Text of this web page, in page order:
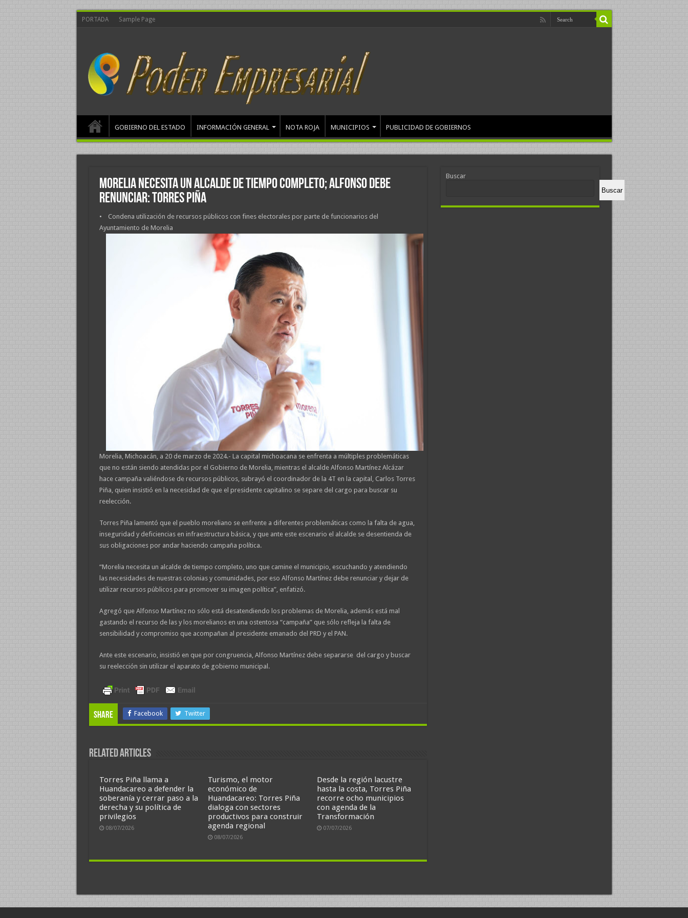
PORTADA Sample Page
GOBIERNO DEL ESTADO INFORMACIÓN GENERAL NOTA ROJA MUNICIPIOS PUBLICIDAD DE GOBIERNOS
Morelia necesita un alcalde de tiempo completo; Alfonso debe
renunciar: Torres Piña
• Condena utilización de recursos públicos con fines electorales por parte de funcionarios del
Ayuntamiento de Morelia
Morelia, Michoacán, a 20 de marzo de 2024.- La capital michoacana se enfrenta a múltiples problemáticas
que no están siendo atendidas por el Gobierno de Morelia, mientras el alcalde Alfonso Martínez Alcázar
hace campaña valiéndose de recursos públicos, subrayó el coordinador de la 4T en la capital, Carlos Torres
Piña, quien insistió en la necesidad de que el presidente capitalino se separe del cargo para buscar su
reelección.
Torres Piña lamentó que el pueblo moreliano se enfrente a diferentes problemáticas como la falta de agua,
inseguridad y deficiencias en infraestructura básica, y que ante este escenario el alcalde se desentienda de
sus obligaciones por andar haciendo campaña política.
“Morelia necesita un alcalde de tiempo completo, uno que camine el municipio, escuchando y atendiendo
las necesidades de nuestras colonias y comunidades, por eso Alfonso Martínez debe renunciar y dejar de
utilizar recursos públicos para promover su imagen política”, enfatizó.
Agregó que Alfonso Martínez no sólo está desatendiendo los problemas de Morelia, además está mal
gastando el recurso de las y los morelianos en una ostentosa “campaña” que sólo refleja la falta de
sensibilidad y compromiso que acompañan al presidente emanado del PRD y el PAN.
Ante este escenario, insistió en que por congruencia, Alfonso Martínez debe separarse del cargo y buscar
su reelección sin utilizar el aparato de gobierno municipal.
Share Facebook Twitter
Related Articles
Torres Piña llama a
Huandacareo a defender la
soberanía y cerrar paso a la
derecha y su política de
privilegios
08/07/2026
Turismo, el motor
económico de
Huandacareo: Torres Piña
dialoga con sectores
productivos para construir
agenda regional
08/07/2026
Desde la región lacustre
hasta la costa, Torres Piña
recorre ocho municipios
con agenda de la
Transformación
07/07/2026
Buscar
Buscar